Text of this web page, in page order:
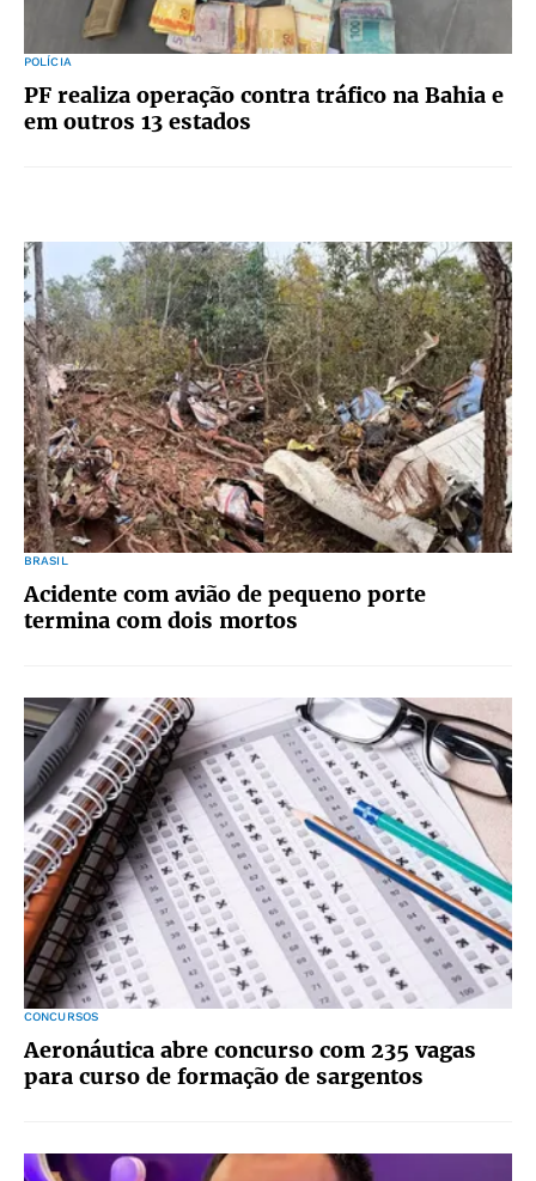
POLÍCIA
PF realiza operação contra tráfico na Bahia e
em outros 13 estados
BRASIL
Acidente com avião de pequeno porte
termina com dois mortos
CONCURSOS
Aeronáutica abre concurso com 235 vagas
para curso de formação de sargentos